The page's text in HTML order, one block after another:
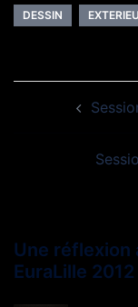
DESSIN
d’article
Une réflexion
EuraLille 2012